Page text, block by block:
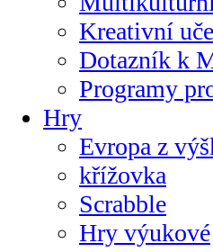
Kreativní
Dotazník k
Programy
Hry
Evropa z
křížovka
Scrabble
Hry výukové